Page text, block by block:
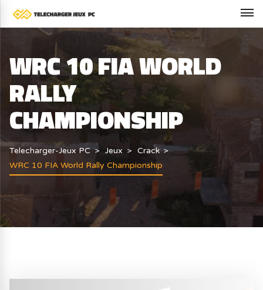
WRC 10 FIA WORLD
RALLY
CHAMPIONSHIP
Telecharger-Jeux PC Jeux
Crack
WRC 10 FIA World Rally Championship